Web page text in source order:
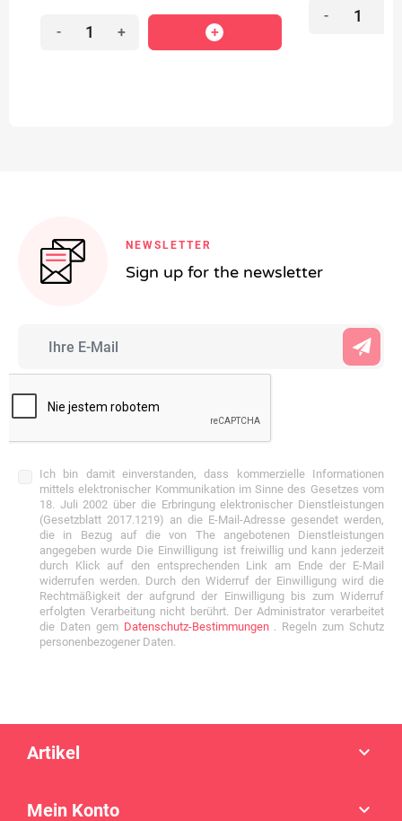
- +
-
NEWSLETTER
Sign up for the newsletter
Ich bin damit einverstanden, dass kommerzielle Informationen
mittels elektronischer Kommunikation im Sinne des Gesetzes vom
18. Juli 2002 über die Erbringung elektronischer Dienstleistungen
(Gesetzblatt 2017.1219) an die E-Mail-Adresse gesendet werden,
die in Bezug auf die von The angebotenen Dienstleistungen
angegeben wurde Die Einwilligung ist freiwillig und kann jederzeit
durch Klick auf den entsprechenden Link am Ende der E-Mail
widerrufen werden. Durch den Widerruf der Einwilligung wird die
Rechtmäßigkeit der aufgrund der Einwilligung bis zum Widerruf
erfolgten Verarbeitung nicht berührt. Der Administrator verarbeitet
die Daten gemDatenschutz-Bestimmungen. Regeln zum Schutz
personenbezogener Daten.
Artikel 
Mein Konto 